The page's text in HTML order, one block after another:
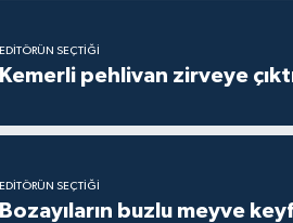
EDITÖRÜN SEÇTIĞI
Kemerli pehlivan zirveye
EDITÖRÜN SEÇTIĞI
Bozayıların buzlu meyve